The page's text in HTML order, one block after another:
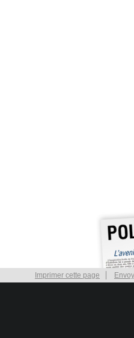
Imprimer cette page